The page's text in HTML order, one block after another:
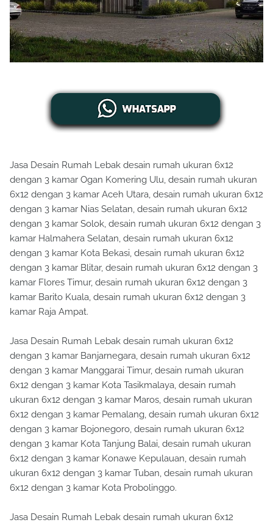
Jasa Desain Rumah Lebak desain rumah ukuran 6x12
dengan 3 kamar Ogan Komering Ulu, desain rumah ukuran
6x12 dengan 3 kamar Aceh Utara, desain rumah ukuran 6x12
dengan 3 kamar Nias Selatan, desain rumah ukuran 6x12
dengan 3 kamar Solok, desain rumah ukuran 6x12 dengan 3
kamar Halmahera Selatan, desain rumah ukuran 6x12
dengan 3 kamar Kota Bekasi, desain rumah ukuran 6x12
dengan 3 kamar Blitar, desain rumah ukuran 6x12 dengan 3
kamar Flores Timur, desain rumah ukuran 6x12 dengan 3
kamar Barito Kuala, desain rumah ukuran 6x12 dengan 3
kamar Raja Ampat.
Jasa Desain Rumah Lebak desain rumah ukuran 6x12
dengan 3 kamar Banjarnegara, desain rumah ukuran 6x12
dengan 3 kamar Manggarai Timur, desain rumah ukuran
6x12 dengan 3 kamar Kota Tasikmalaya, desain rumah
ukuran 6x12 dengan 3 kamar Maros, desain rumah ukuran
6x12 dengan 3 kamar Pemalang, desain rumah ukuran 6x12
dengan 3 kamar Bojonegoro, desain rumah ukuran 6x12
dengan 3 kamar Kota Tanjung Balai, desain rumah ukuran
6x12 dengan 3 kamar Konawe Kepulauan, desain rumah
ukuran 6x12 dengan 3 kamar Tuban, desain rumah ukuran
6x12 dengan 3 kamar Kota Probolinggo.
Jasa Desain Rumah Lebak desain rumah ukuran 6x12